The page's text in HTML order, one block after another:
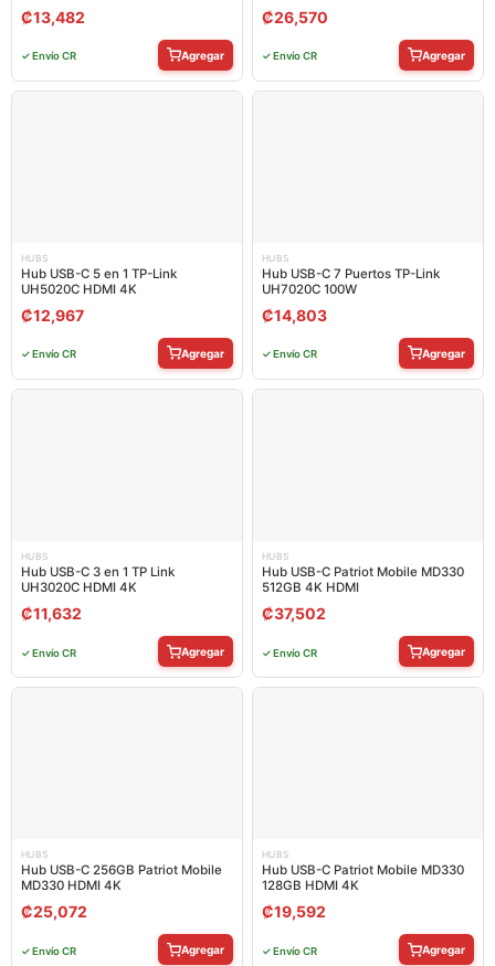
₡13,482
✓ Envío CR Agregar
₡26,570
✓ Envío CR Agregar
HUBS
Hub USB-C 5 en 1 TP-Link
UH5020C HDMI 4K
₡12,967
✓ Envío CR Agregar
HUBS
Hub USB-C 7 Puertos TP-Link
UH7020C 100W
₡14,803
✓ Envío CR Agregar
HUBS
Hub USB-C 3 en 1 TP Link
UH3020C HDMI 4K
₡11,632
✓ Envío CR Agregar
HUBS
Hub USB-C Patriot Mobile MD330
512GB 4K HDMI
₡37,502
✓ Envío CR Agregar
HUBS
Hub USB-C 256GB Patriot Mobile
MD330 HDMI 4K
₡25,072
✓ Envío CR Agregar
HUBS
Hub USB-C Patriot Mobile MD330
128GB HDMI 4K
₡19,592
✓ Envío CR Agregar